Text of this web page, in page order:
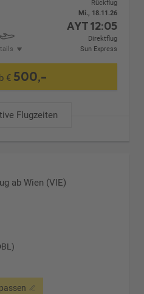
Rückflug
Mi., 18.11.26
AYT12:05
Direktflug
Sun Express
€ 500,-
Flugzeiten
ab Wien (VIE)